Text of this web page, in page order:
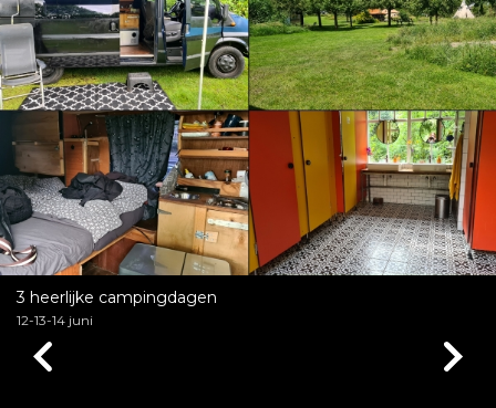
3 heerlijke campingdagen
12-13-14 juni